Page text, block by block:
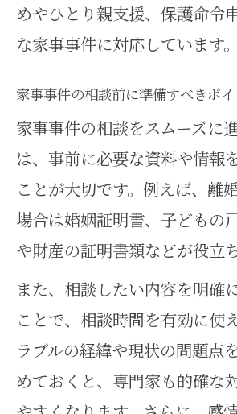
第三者の介入で家庭
に整理
家事事件の相談窓口が
特徴
京都府の家庭紛争相
支援例
理する
公害紛争処理法と家
めやひとり親支援、保護命令
な家事事件に対応しています。
家事事件の相談前に準備すべきポイ
家事事件の相談をスムーズに
は、事前に必要な資料や情報
ことが大切です。例えば、離
場合は婚姻証明書、子どもの
や財産の証明書類などが役立ち
また、相談したい内容を明確
ことで、相談時間を有効に使
ラブルの経緯や現状の問題点
めておくと、専門家も的確な